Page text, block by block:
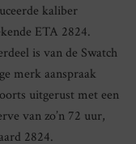
kaliber
ETA 2824.
is van de Swatch
merk aanspraak
uitgerust met een
van zo’n 72 uur,
2824.